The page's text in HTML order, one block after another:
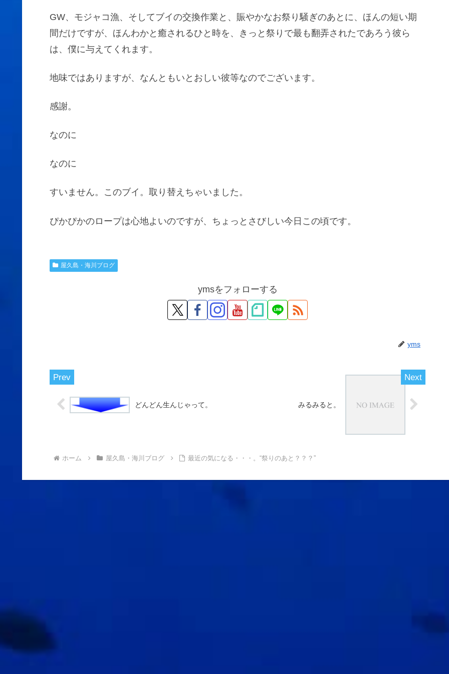
GW、モジャコ漁、そしてブイの交換作業と、賑やかなお祭り騒ぎのあとに、ほんの短い期
間だけですが、ほんわかと癒されるひと時を、きっと祭りで最も翻弄されたであろう彼ら
は、僕に与えてくれます。
地味ではありますが、なんともいとおしい彼等なのでございます。
感謝。
なのに
なのに
すいません。このブイ。取り替えちゃいました。
ぴかぴかのロープは心地よいのですが、ちょっとさびしい今日この頃です。
屋久島・海川ブログ
ymsをフォローする
yms
どんどん生んじゃって。 みるみると。
ホーム 屋久島・海川ブログ 最近の気になる・・・。“祭りのあと？？？”